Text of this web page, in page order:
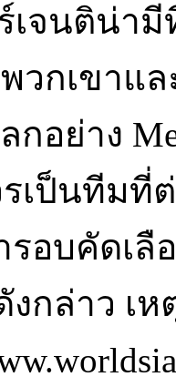
เจนติน่า
วกเขาแ
อย่าง
เป็นทีม
รอบคัดเ
กล่าว เ